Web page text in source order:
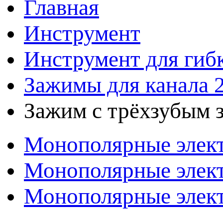
Главная
Инструмент
Инструмент для
Зажимы для канала
Зажим с трёхзубым
Монополярные
Монополярные
Монополярные